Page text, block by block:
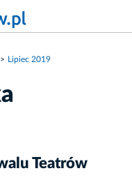
Lipiec 2019
Teatrów